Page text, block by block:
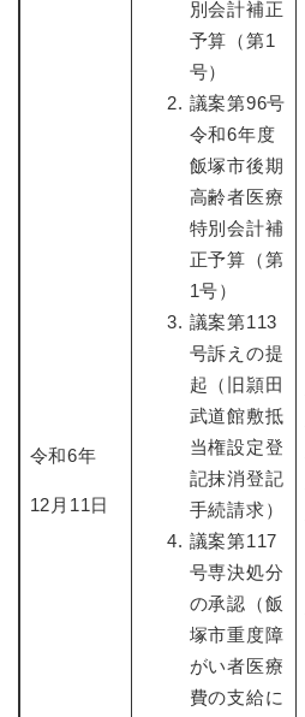
令和6年
12月11日
別会計補正
予算（第1
号）
議案第96号
令和6年度
飯塚市後期
高齢者医療
特別会計補
正予算（第
1号）
議案第113
号訴えの提
起（旧頴田
武道館敷抵
当権設定登
記抹消登記
手続請求）
議案第117
号専決処分
の承認（飯
塚市重度障
がい者医療
費の支給に